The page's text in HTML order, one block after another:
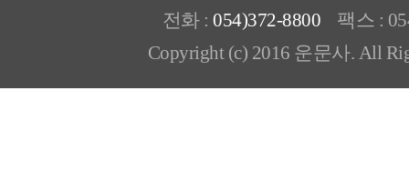
전화 : 054)372-8800 팩스 :
Copyright (c) 2016 운문사. All